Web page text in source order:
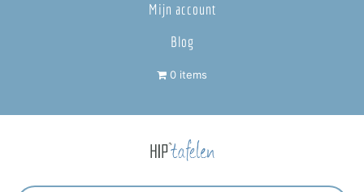
Mijn account
Blog
0 items